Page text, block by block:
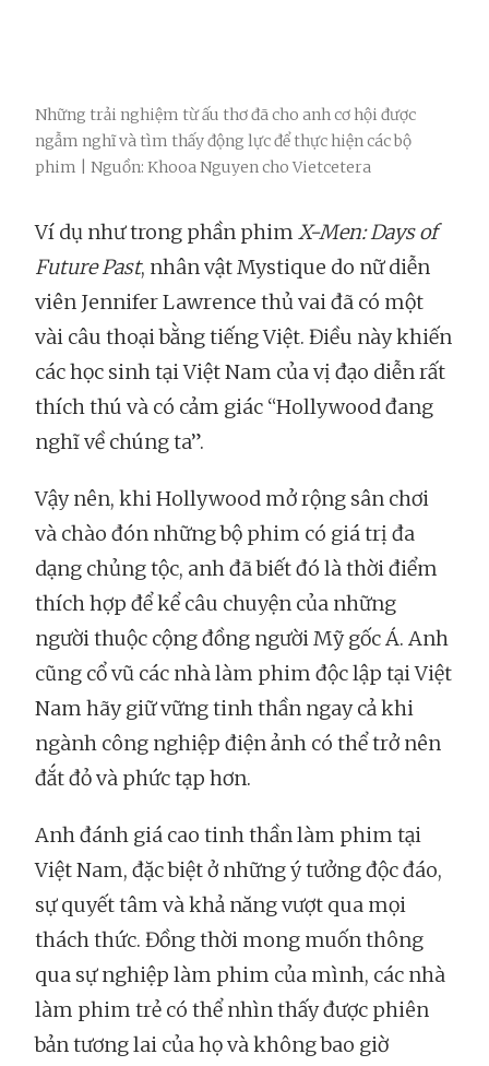
Những trải nghiệm từ ấu thơ đã cho anh cơ hội được
ngẫm nghĩ và tìm thấy động lực để thực hiện các bộ
phim | Nguồn: Khooa Nguyen cho Vietcetera
Ví dụ như trong phần phim X-Men: Days of
Future Past, nhân vật Mystique do nữ diễn
viên Jennifer Lawrence thủ vai đã có một
vài câu thoại bằng tiếng Việt. Điều này khiến
các học sinh tại Việt Nam của vị đạo diễn rất
thích thú và có cảm giác “Hollywood đang
nghĩ về chúng ta”.
Vậy nên, khi Hollywood mở rộng sân chơi
và chào đón những bộ phim có giá trị đa
dạng chủng tộc, anh đã biết đó là thời điểm
thích hợp để kể câu chuyện của những
người thuộc cộng đồng người Mỹ gốc Á. Anh
cũng cổ vũ các nhà làm phim độc lập tại Việt
Nam hãy giữ vững tinh thần ngay cả khi
ngành công nghiệp điện ảnh có thể trở nên
đắt đỏ và phức tạp hơn.
Anh đánh giá cao tinh thần làm phim tại
Việt Nam, đặc biệt ở những ý tưởng độc đáo,
sự quyết tâm và khả năng vượt qua mọi
thách thức. Đồng thời mong muốn thông
qua sự nghiệp làm phim của mình, các nhà
làm phim trẻ có thể nhìn thấy được phiên
bản tương lai của họ và không bao giờ